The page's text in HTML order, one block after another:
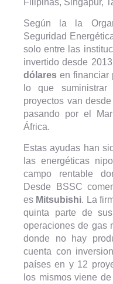
Según la la
Seguridad
solo entre las
invertido desde
dólares en financiar
lo que
proyectos van
pasando por el
África.
Estas ayudas han
las energéticas
campo rentable
Desde BSSC
es Mitsubishi. La
quinta parte de
operaciones de gas
donde no hay
cuenta con
países en y 12
los mismos viene de